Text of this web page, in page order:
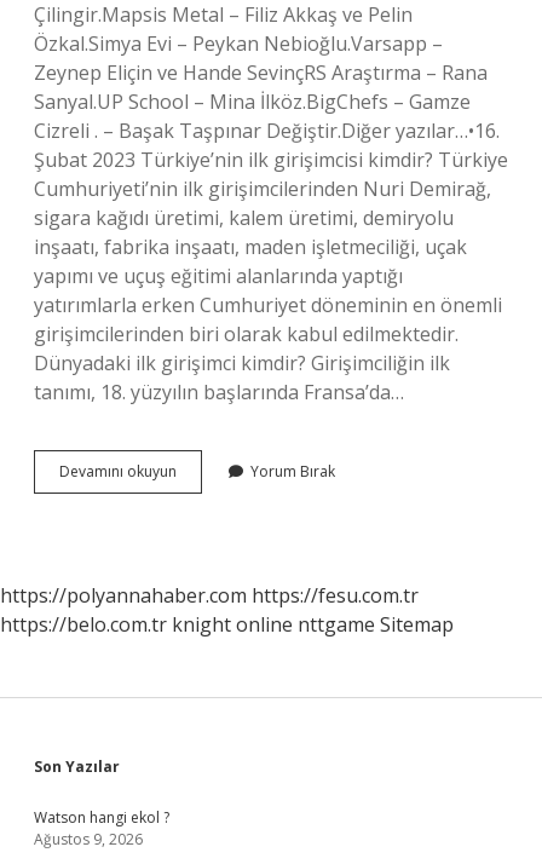
Çilingir.Mapsis Metal – Filiz Akkaş ve Pelin
Özkal.Simya Evi – Peykan Nebioğlu.Varsapp –
Zeynep Eliçin ve Hande SevinçRS Araştırma – Rana
Sanyal.UP School – Mina İlköz.BigChefs – Gamze
Cizreli . – Başak Taşpınar Değiştir.Diğer yazılar…•16.
Şubat 2023 Türkiye’nin ilk girişimcisi kimdir? Türkiye
Cumhuriyeti’nin ilk girişimcilerinden Nuri Demirağ,
sigara kağıdı üretimi, kalem üretimi, demiryolu
inşaatı, fabrika inşaatı, maden işletmeciliği, uçak
yapımı ve uçuş eğitimi alanlarında yaptığı
yatırımlarla erken Cumhuriyet döneminin en önemli
girişimcilerinden biri olarak kabul edilmektedir.
Dünyadaki ilk girişimci kimdir? Girişimciliğin ilk
tanımı, 18. yüzyılın başlarında Fransa’da…
Devamını okuyun
Girişimci
Yorum Bırak
https://polyannahaber.com https://fesu.com.tr
https://belo.com.tr knight online nttgame Sitemap
Sidebar
Son Yazılar
Watson hangi ekol ?
Ağustos 9, 2026